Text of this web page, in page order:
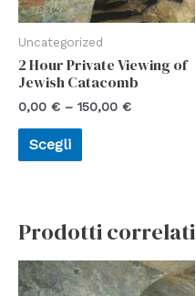
Uncategorized
2 Hour Private Viewing of
Jewish Catacomb
0,00 € – 150,00 €
Scegli
Prodotti correlati